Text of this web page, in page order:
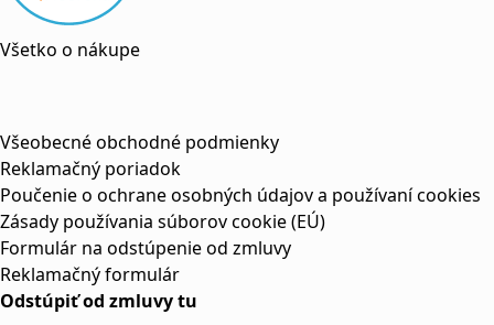
Všetko o nákupe
Všeobecné obchodné podmienky
Reklamačný poriadok
Poučenie o ochrane osobných údajov a používaní cookies
Zásady používania súborov cookie (EÚ)
Formulár na odstúpenie od zmluvy
Reklamačný formulár
Odstúpiť od zmluvy tu